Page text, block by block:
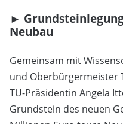
►
Neubau
Gemeinsam mit
und Oberbürgermeister
TU-Präsidentin Angela
Grundstein des neuen